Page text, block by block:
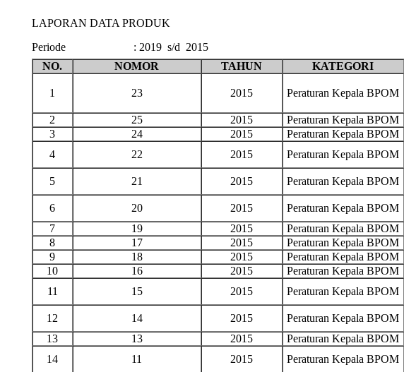
LAPORAN DATA PRODUK
Periode
: 2019 s/d 2015
NO.
NOMOR TAHUN KATEGORI
1 23 2015 Peraturan Kepala BPOM
2 25 2015 Peraturan Kepala BPOM
3
24 2015 Peraturan Kepala BPOM
4
22 2015 Peraturan Kepala BPOM
5 21 2015 Peraturan Kepala BPOM
6 20 2015 Peraturan Kepala BPOM
7
19 2015 Peraturan Kepala BPOM
8
17 2015 Peraturan Kepala BPOM
9
18 2015 Peraturan Kepala BPOM
10
16 2015 Peraturan Kepala BPOM
11
15 2015 Peraturan Kepala BPOM
12 14 2015 Peraturan Kepala BPOM
13
13 2015 Peraturan Kepala BPOM
14
11 2015 Peraturan Kepala BPOM